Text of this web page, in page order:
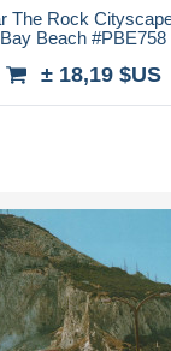
The Rock
Bay Beach #PBE758
± 18,19 $US